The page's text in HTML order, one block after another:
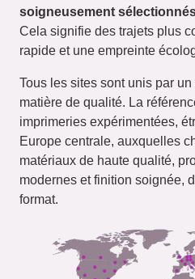
soigneusement
Cela signifie des trajets plus
rapide et une empreinte
Tous les sites sont unis par
matière de qualité. La
imprimeries expérimentées,
Europe centrale, auxquelles
matériaux de haute qualité,
modernes et finition soignée,
format.